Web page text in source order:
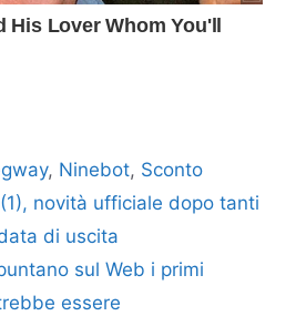
, Ninebot, Sconto
novità ufficiale dopo tanti
di uscita
sul Web i primi
essere